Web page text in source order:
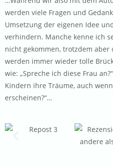
werden viele Fragen und
Umsetzung der eigenen Idee
verhindern. Manche kenne ich
nicht gekommen, trotzdem
werden immer wieder tolle
wie: „Spreche ich diese Frau
Kindern ihre Träume, auch
erscheinen?“…